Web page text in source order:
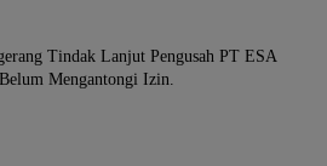
Tindak Lanjut Pengusah PT ESA
Mengantongi Izin.